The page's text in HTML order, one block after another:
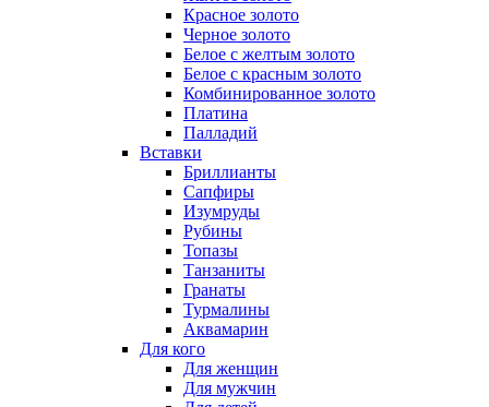
Красное золото
Черное золото
Белое с желтым золото
Белое с красным золото
Комбинированное золото
Платина
Палладий
Вставки
Бриллианты
Сапфиры
Изумруды
Рубины
Топазы
Танзаниты
Гранаты
Турмалины
Аквамарин
Для кого
Для женщин
Для мужчин